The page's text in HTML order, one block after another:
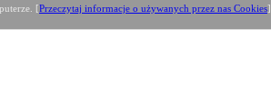
[Przeczytaj informacje o używanych przez nas Cookies].